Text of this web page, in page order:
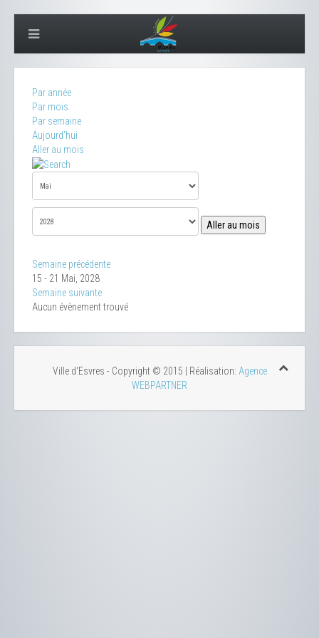
Par année
Par mois
Par semaine
Aujourd'hui
Aller au mois
Aller au mois
Semaine précédente
15 - 21 Mai, 2028
Semaine suivante
Aucun évènement trouvé
Ville d'Esvres - Copyright © 2015 | Réalisation: Agence
WEBPARTNER